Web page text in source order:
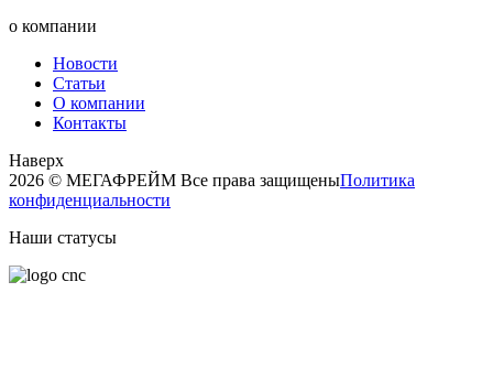
о компании
Новости
Статьи
О компании
Контакты
Наверх
2026 © МЕГАФРЕЙМ Все права защищеныПолитика
конфиденциальности
Наши статусы